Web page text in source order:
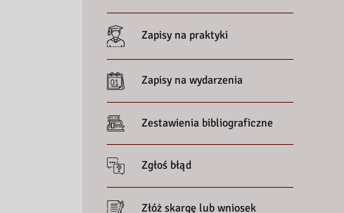
Zapisy na praktyki
Zapisy na wydarzenia
Zestawienia bibliograficzne
Zgłoś błąd
Złóż skargę lub wniosek